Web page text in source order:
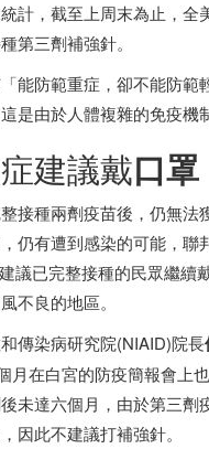
計，截至上周末為止，全
第三劑補強針。
能防範重症，卻不能防範
是由於人體複雜的免疫機
建議戴口罩
接種兩劑疫苗後，仍無法
仍有遭到感染的可能，聯
議已完整接種的民眾繼續
不良的地區。
傳染病研究院(NIAID)院長
月在白宮的防疫簡報會上
未達六個月，由於第三劑
因此不建議打補強針。